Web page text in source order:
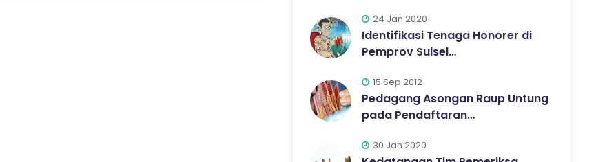
24 Jan 2020
Identifikasi Tenaga Honorer di
Pemprov Sulsel…
15 Sep 2012
Pedagang Asongan Raup Untung
pada Pendaftaran…
30 Jan 2020